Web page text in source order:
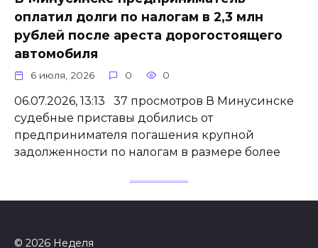
оплатил долги по налогам в 2,3 млн
рублей после ареста дорогостоящего
автомобиля
6 июля, 2026 0 0
06.07.2026, 13:13 37 просмотров В Минусинске
судебные приставы добились от
предпринимателя погашения крупной
задолженности по налогам в размере более
© 2026 Неделя